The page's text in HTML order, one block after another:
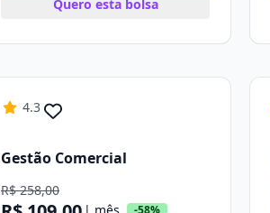
Quero esta bolsa
4.3
Gestão Comercial
R$ 258,00
-58%